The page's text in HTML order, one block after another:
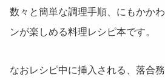
数々と簡単な調理手順、にもかか
ンが楽しめる料理レシピ本です。
なおレシピ中に挿入される、落合